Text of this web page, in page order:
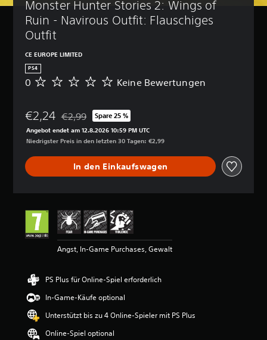
Monster Hunter Stories 2: Wings of
Ruin - Navirous Outfit: Flauschiges
Outfit
CE EUROPE LIMITED
PS4
K
n
w
e
n
e
0 Keine Bewertungen
€2,24 Preisnachlass gegenüber dem Originalpreis von
€2,99 Spare 25 %
Angebot endet am 12.8.2026 10:59 PM UTC
Niedrigster Preis in den letzten 30 Tagen: €2,99
In den Einkaufswagen
Angst, In-Game Purchases, Gewalt
PS Plus für Online-Spiel erforderlich
In-Game-Käufe optional
Unterstützt bis zu 4 Online-Spieler mit PS Plus
Online-Spiel optional